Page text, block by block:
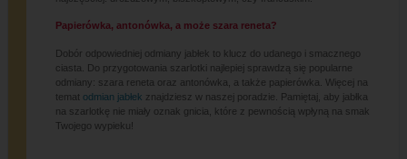
Papierówka, antonówka, a może szara reneta?
Dobór odpowiedniej odmiany jabłek to klucz do udanego i smacznego
ciasta. Do przygotowania szarlotki najlepiej sprawdzą się popularne
odmiany: szara reneta oraz antonówka, a także papierówka. Więcej na
temat odmian jabłek znajdziesz w naszej poradzie. Pamiętaj, aby jabłka
na szarlotkę nie miały oznak gnicia, które z pewnością wpłyną na smak
Twojego wypieku!